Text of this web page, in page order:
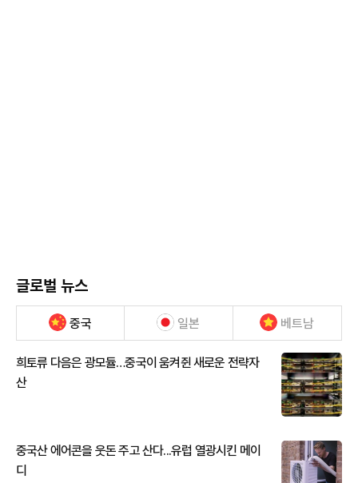
글로벌 뉴스
중국 일본 베트남
희토류 다음은 광모듈…중국이 움켜쥔 새로운 전략자
산
중국산 에어콘을 웃돈 주고 산다...유럽 열광시킨 메이
디